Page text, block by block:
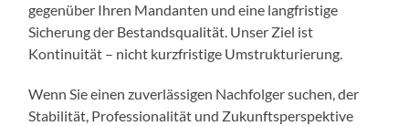
gegenüber Ihren Mandanten und eine langfristige
Sicherung der Bestandsqualität. Unser Ziel ist
Kontinuität – nicht kurzfristige Umstrukturierung.
Wenn Sie einen zuverlässigen Nachfolger suchen, der
Stabilität, Professionalität und Zukunftsperspektive